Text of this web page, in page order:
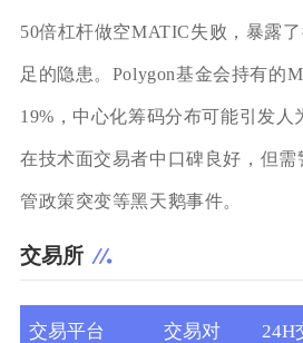
50倍杠杆做空MATIC失败，暴露
足的隐患。Polygon基金会持有的
19%，中心化筹码分布可能引发人
在技术面交易者中口碑良好，但
管政策突变等黑天鹅事件。
交易所
交易平台 交易对 24H